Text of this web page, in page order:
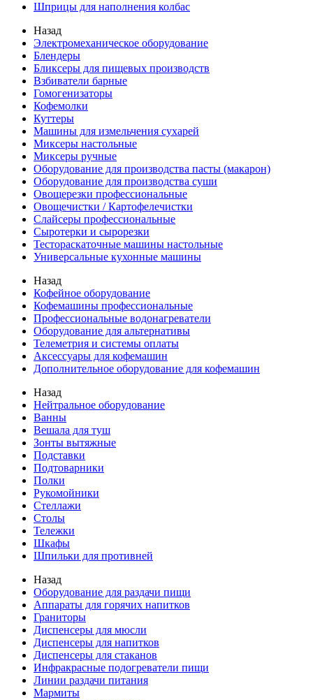
Шприцы для наполнения колбас
Назад
Электромеханическое оборудование
Блендеры
Бликсеры для пищевых производств
Взбиватели барные
Гомогенизаторы
Кофемолки
Куттеры
Машины для измельчения сухарей
Миксеры настольные
Миксеры ручные
Оборудование для производства пасты (макарон)
Оборудование для производства суши
Овощерезки профессиональные
Овощечистки / Картофелечистки
Слайсеры профессиональные
Сыротерки и сырорезки
Тестораскаточные машины настольные
Универсальные кухонные машины
Назад
Кофейное оборудование
Кофемашины профессиональные
Профессиональные водонагреватели
Оборудование для альтернативы
Телеметрия и системы оплаты
Аксессуары для кофемашин
Дополнительное оборудование для кофемашин
Назад
Нейтральное оборудование
Ванны
Вешала для туш
Зонты вытяжные
Подставки
Подтоварники
Полки
Рукомойники
Стеллажи
Столы
Тележки
Шкафы
Шпильки для противней
Назад
Оборудование для раздачи пищи
Аппараты для горячих напитков
Граниторы
Диспенсеры для мюсли
Диспенсеры для напитков
Диспенсеры для стаканов
Инфракрасные подогреватели пищи
Линии раздачи питания
Мармиты